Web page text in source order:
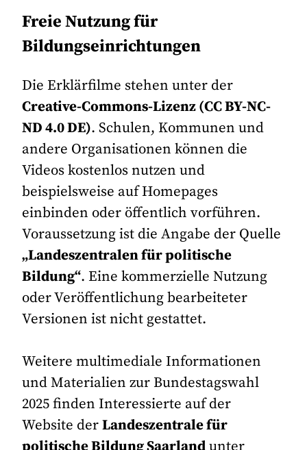
Freie Nutzung für
Bildungseinrichtungen
Die Erklärfilme stehen unter der
Creative-Commons-Lizenz (CC BY-NC-
ND 4.0 DE). Schulen, Kommunen und
andere Organisationen können die
Videos kostenlos nutzen und
beispielsweise auf Homepages
einbinden oder öffentlich vorführen.
Voraussetzung ist die Angabe der Quelle
„Landeszentralen für politische
Bildung“. Eine kommerzielle Nutzung
oder Veröffentlichung bearbeiteter
Versionen ist nicht gestattet.
Weitere multimediale Informationen
und Materialien zur Bundestagswahl
2025 finden Interessierte auf der
Website derLandeszentrale für